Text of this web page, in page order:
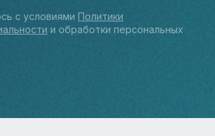
с условиями Политики
и обработки персональных